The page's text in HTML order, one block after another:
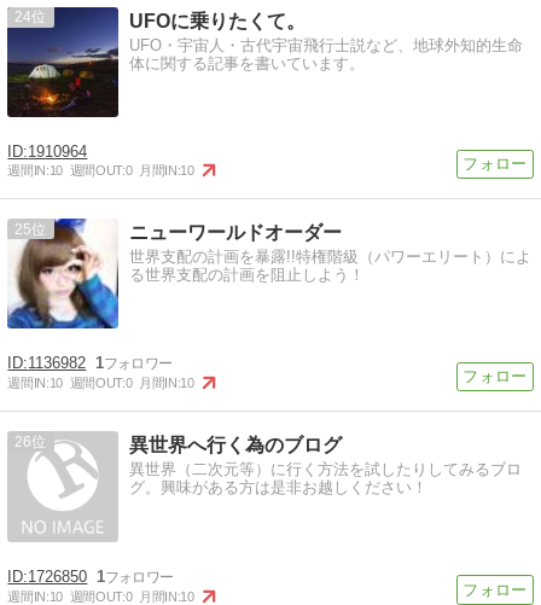
24 UFOに乗りたくて。
UFO・宇宙人・古代宇宙飛行士説など、地球外知的生命
体に関する記事を書いています。
1910964
週間IN:10 週間OUT:0 月間IN:10
25 ニューワールドオーダー
世界支配の計画を暴露!!特権階級（パワーエリート）によ
る世界支配の計画を阻止しよう！
1136982 1
週間IN:10 週間OUT:0 月間IN:10
26 異世界へ行く為のブログ
異世界（二次元等）に行く方法を試したりしてみるブロ
グ。興味がある方は是非お越しください！
1726850 1
週間IN:10 週間OUT:0 月間IN:10